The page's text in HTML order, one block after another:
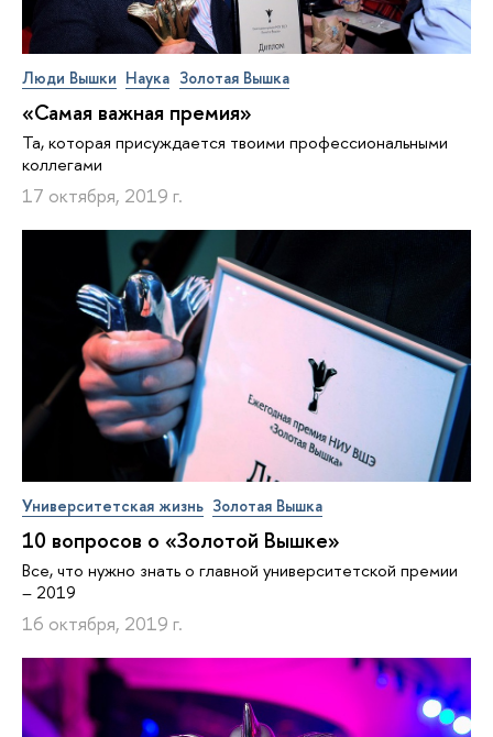
Люди Вышки Наука Золотая Вышка
«Самая важная премия»
Та, которая присуждается твоими профессиональными
коллегами
17 октября, 2019 г.
Университетская жизнь Золотая Вышка
10 вопросов о «Золотой Вышке»
Все, что нужно знать о главной университетской премии
– 2019
16 октября, 2019 г.